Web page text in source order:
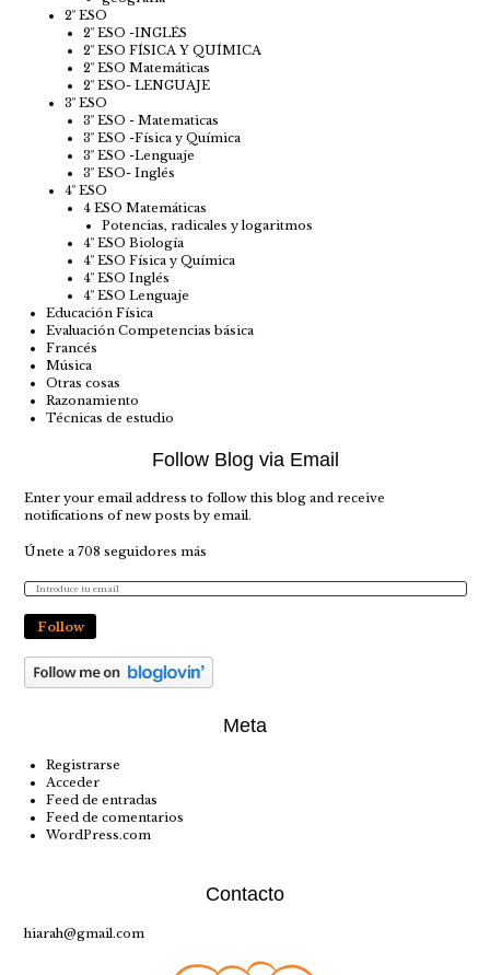
2º ESO
2º ESO -INGLÉS
2º ESO FÍSICA Y QUÍMICA
2º ESO Matemáticas
2º ESO- LENGUAJE
3º ESO
3º ESO - Matematicas
3º ESO -Física y Química
3º ESO -Lenguaje
3º ESO- Inglés
4º ESO
4 ESO Matemáticas
Potencias, radicales y logaritmos
4º ESO Biología
4º ESO Física y Química
4º ESO Inglés
4º ESO Lenguaje
Educación Física
Evaluación Competencias básica
Francés
Música
Otras cosas
Razonamiento
Técnicas de estudio
Follow Blog via Email
Enter your email address to follow this blog and receive
notifications of new posts by email.
Únete a 708 seguidores más
Follow
Meta
Registrarse
Acceder
Feed de entradas
Feed de comentarios
WordPress.com
Contacto
hiarah@gmail.com